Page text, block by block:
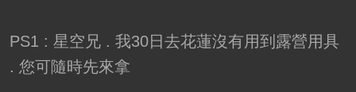
PS1 : 星空兄 . 我30日去花蓮沒有用到露營用具
. 您可隨時先來拿